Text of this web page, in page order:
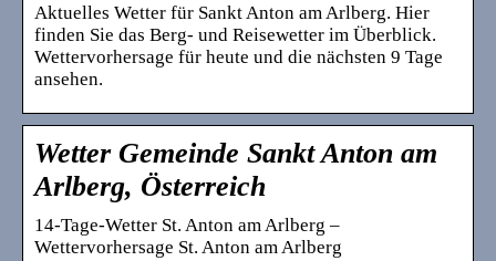
Aktuelles Wetter für Sankt Anton am Arlberg. Hier
finden Sie das Berg- und Reisewetter im Überblick.
Wettervorhersage für heute und die nächsten 9 Tage
ansehen.
Wetter Gemeinde Sankt Anton am
Arlberg, Österreich
14-Tage-Wetter St. Anton am Arlberg –
Wettervorhersage St. Anton am Arlberg